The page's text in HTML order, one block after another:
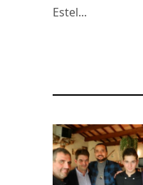
Estel...